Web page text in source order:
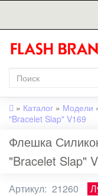
» Каталог » Модели
"Bracelet Slap" V169
Флешка
"Bracelet Slap"
Артикул: 21260